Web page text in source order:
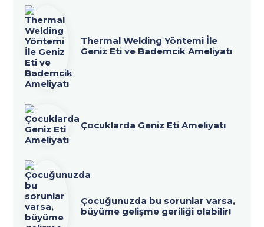
Thermal Welding Yöntemi İle
Geniz Eti ve Bademcik Ameliyatı
Çocuklarda Geniz Eti Ameliyatı
Çocuğunuzda bu sorunlar varsa,
büyüme gelişme geriliği olabilir!